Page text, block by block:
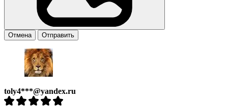
Отмена Отправить
toly4***@yandex.ru